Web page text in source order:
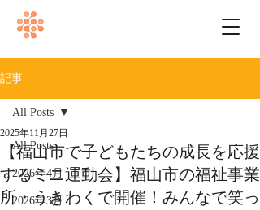
記事
All Posts
2026年4月
2026年3月
All Posts
【福山市で子どもたちの成長を応援
するミニ運動会】福山市の福祉事業
所・うきわくで開催！みんなで笑っ
2025年11月27日